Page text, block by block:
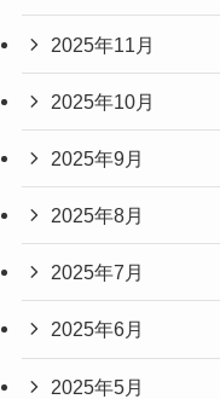
2025年11月
2025年10月
2025年9月
2025年8月
2025年7月
2025年6月
2025年5月